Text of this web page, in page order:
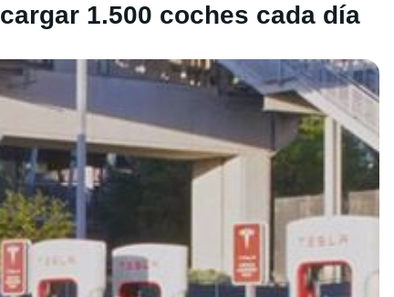
1.500 coches cada día